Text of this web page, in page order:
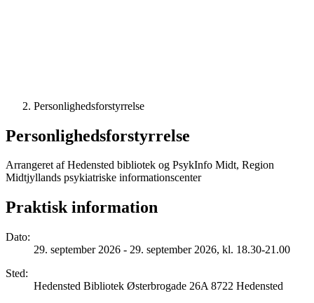
Personlighedsforstyrrelse
Personlighedsforstyrrelse
Arrangeret af Hedensted bibliotek og PsykInfo Midt, Region
Midtjyllands psykiatriske informationscenter
Praktisk information
Dato:
29. september 2026 - 29. september 2026, kl. 18.30-21.00
Sted:
Hedensted Bibliotek Østerbrogade 26A 8722 Hedensted